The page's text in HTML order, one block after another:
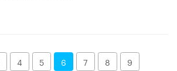
4 5 6 7 8
9